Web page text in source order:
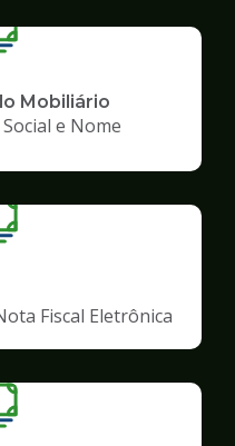
Mobiliário
e Nome
Fiscal Eletrônica